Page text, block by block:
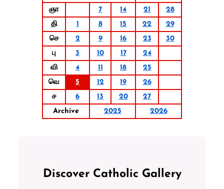
ஞா
7 14 21
28
தி
1 8 15 22
29
செ
2 9 16 23
30
பு
3 10 17
24
வி
4 11 18
25
வெ
5 12 19
26
ச
6 13 20
27
Archive
2025 2026
Discover Catholic Gallery